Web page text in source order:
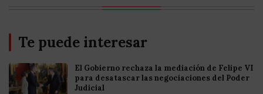
Te puede interesar
El Gobierno rechaza la mediación de Felipe VI
para desatascar las negociaciones del Poder
Judicial